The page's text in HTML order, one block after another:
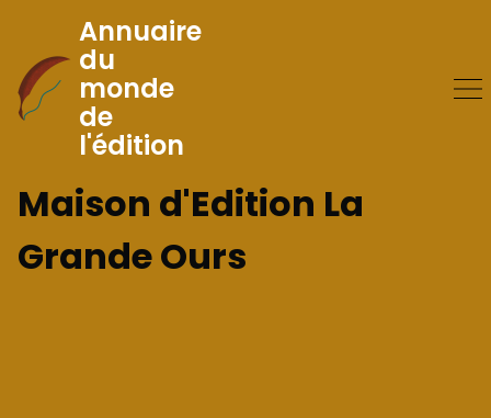
Skip
to
Content
Annuaire
du
monde
de
l'édition
Maison d'Edition La
Grande Ours